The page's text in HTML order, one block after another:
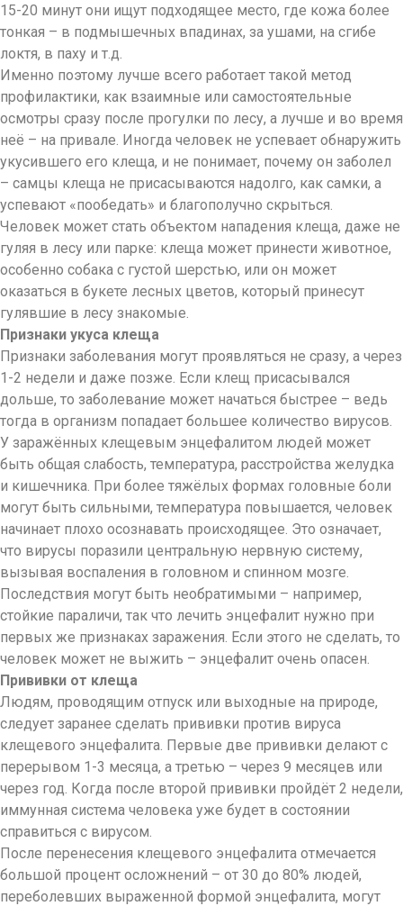
15-20 минут они ищут подходящее место, где кожа более
тонкая – в подмышечных впадинах, за ушами, на сгибе
локтя, в паху и т.д.
Именно поэтому лучше всего работает такой метод
профилактики, как взаимные или самостоятельные
осмотры сразу после прогулки по лесу, а лучше и во время
неё – на привале. Иногда человек не успевает обнаружить
укусившего его клеща, и не понимает, почему он заболел
– самцы клеща не присасываются надолго, как самки, а
успевают «пообедать» и благополучно скрыться.
Человек может стать объектом нападения клеща, даже не
гуляя в лесу или парке: клеща может принести животное,
особенно собака с густой шерстью, или он может
оказаться в букете лесных цветов, который принесут
гулявшие в лесу знакомые.
Признаки укуса клеща
Признаки заболевания могут проявляться не сразу, а через
1-2 недели и даже позже. Если клещ присасывался
дольше, то заболевание может начаться быстрее – ведь
тогда в организм попадает большее количество вирусов.
У заражённых клещевым энцефалитом людей может
быть общая слабость, температура, расстройства желудка
и кишечника. При более тяжёлых формах головные боли
могут быть сильными, температура повышается, человек
начинает плохо осознавать происходящее. Это означает,
что вирусы поразили центральную нервную систему,
вызывая воспаления в головном и спинном мозге.
Последствия могут быть необратимыми – например,
стойкие параличи, так что лечить энцефалит нужно при
первых же признаках заражения. Если этого не сделать, то
человек может не выжить – энцефалит очень опасен.
Прививки от клеща
Людям, проводящим отпуск или выходные на природе,
следует заранее сделать прививки против вируса
клещевого энцефалита. Первые две прививки делают с
перерывом 1-3 месяца, а третью – через 9 месяцев или
через год. Когда после второй прививки пройдёт 2 недели,
иммунная система человека уже будет в состоянии
справиться с вирусом.
После перенесения клещевого энцефалита отмечается
большой процент осложнений – от 30 до 80% людей,
переболевших выраженной формой энцефалита, могут